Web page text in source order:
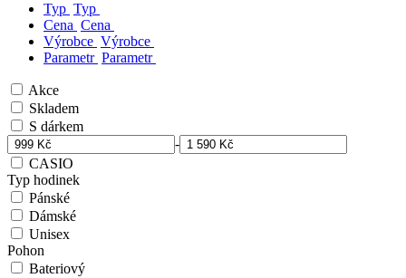
Typ Typ
Cena Cena
Výrobce Výrobce
Parametr Parametr
Akce
Skladem
S dárkem
-
CASIO
Typ hodinek
Pánské
Dámské
Unisex
Pohon
Bateriový